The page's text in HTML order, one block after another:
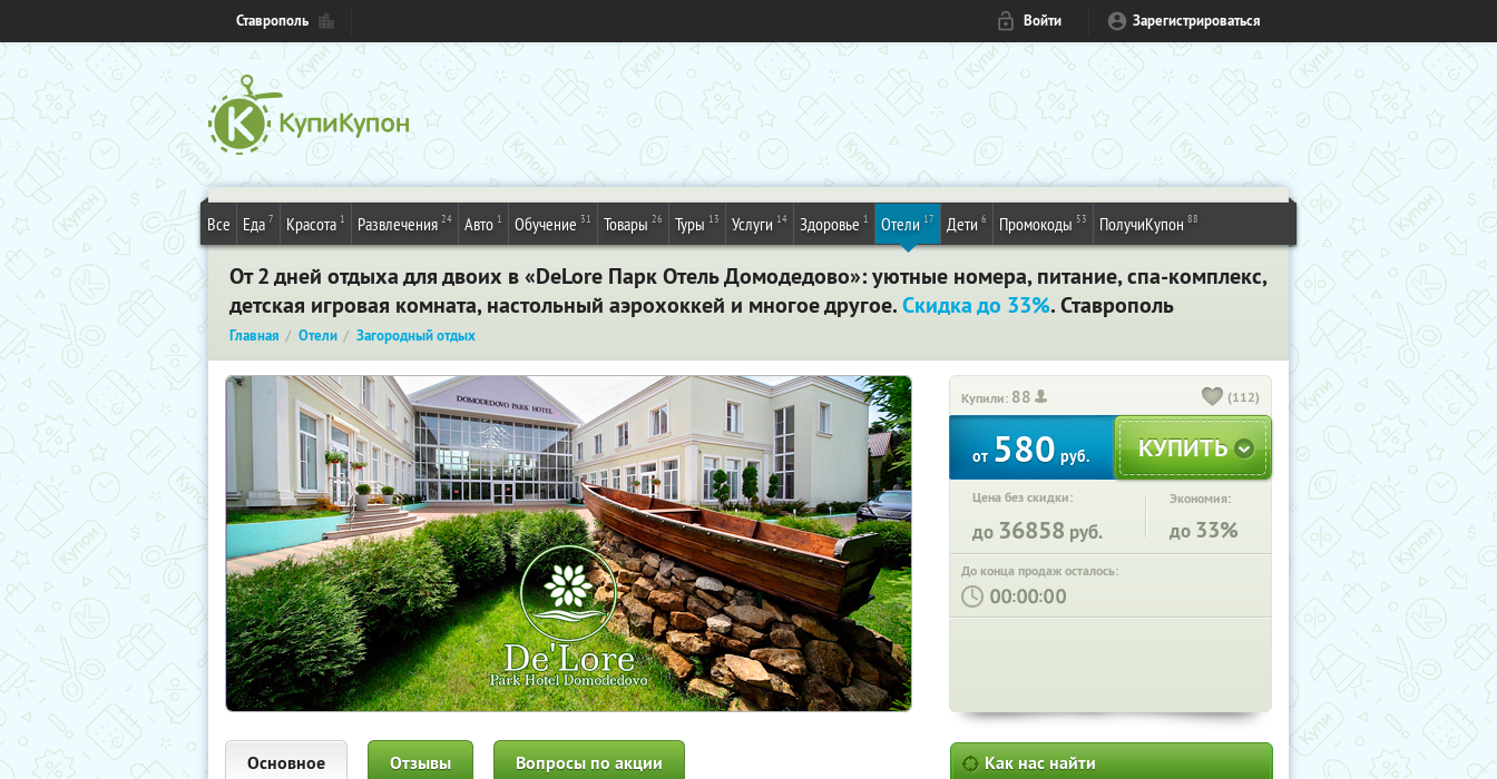
Ставрополь Войти Зарегистрироваться
Все Еда 7 Красота 1 Развлечения 24 Авто 1 Обучение 31 Товары 26 Туры 13 Услуги 14 Здоровье 1 Отели 17 Дети 6 Промокоды 53 ПолучиКупон 88
От 2 дней отдыха для двоих в «DeLore Парк Отель Домодедово»: уютные номера, питание, спа-комплекс,
детская игровая комната, настольный аэрохоккей и многое другое.Скидка до 33%. Ставрополь
Главная Отели Загородный отдых
Купили: 88 (112)
от580руб.
Цена без скидки:
до 36858 руб.
Экономия:
до 33%
До конца продаж осталось:
: :
Основное Отзывы Вопросы по акции Как нас найти